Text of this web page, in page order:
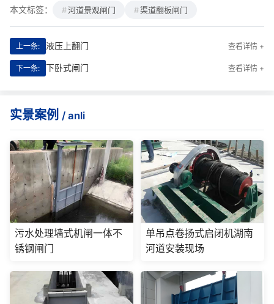
本文标签： 河道景观闸门 渠道翻板闸门
上一条: 液压上翻门 查看详情 +
下一条: 下卧式闸门 查看详情 +
实景案例 / anli
污水处理墙式机闸一体不
锈钢闸门
单吊点卷扬式启闭机湖南
河道安装现场